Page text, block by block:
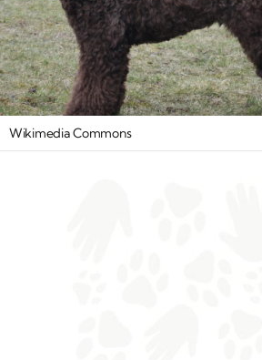
Wikimedia Commons